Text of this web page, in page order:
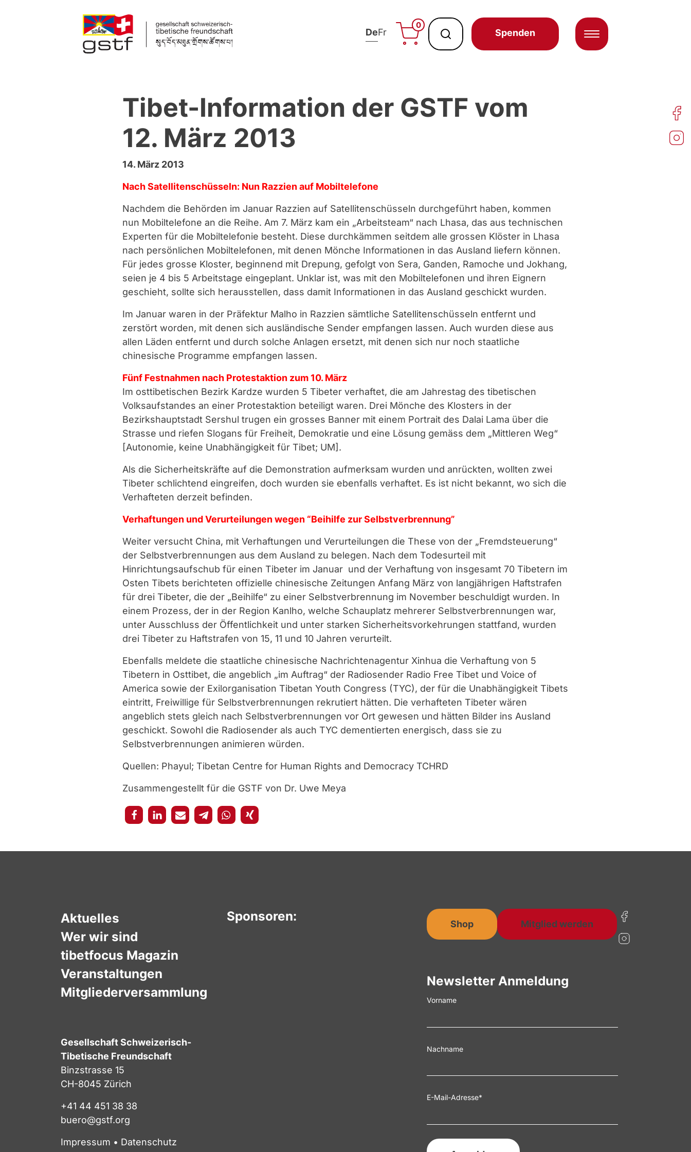
DeFr
0
Spenden
Tibet-Information der GSTF vom
12. März 2013
14. März 2013
Nach Satellitenschüsseln: Nun Razzien auf Mobiltelefone
Nachdem die Behörden im Januar Razzien auf Satellitenschüsseln durchgeführt haben, kommen
nun Mobiltelefone an die Reihe. Am 7. März kam ein „Arbeitsteam“ nach Lhasa, das aus technischen
Experten für die Mobiltelefonie besteht. Diese durchkämmen seitdem alle grossen Klöster in Lhasa
nach persönlichen Mobiltelefonen, mit denen Mönche Informationen in das Ausland liefern können.
Für jedes grosse Kloster, beginnend mit Drepung, gefolgt von Sera, Ganden, Ramoche und Jokhang,
seien je 4 bis 5 Arbeitstage eingeplant. Unklar ist, was mit den Mobiltelefonen und ihren Eignern
geschieht, sollte sich herausstellen, dass damit Informationen in das Ausland geschickt wurden.
Im Januar waren in der Präfektur Malho in Razzien sämtliche Satellitenschüsseln entfernt und
zerstört worden, mit denen sich ausländische Sender empfangen lassen. Auch wurden diese aus
allen Läden entfernt und durch solche Anlagen ersetzt, mit denen sich nur noch staatliche
chinesische Programme empfangen lassen.
Fünf Festnahmen nach Protestaktion zum 10. März
Im osttibetischen Bezirk Kardze wurden 5 Tibeter verhaftet, die am Jahrestag des tibetischen
Volksaufstandes an einer Protestaktion beteiligt waren. Drei Mönche des Klosters in der
Bezirkshauptstadt Sershul trugen ein grosses Banner mit einem Portrait des Dalai Lama über die
Strasse und riefen Slogans für Freiheit, Demokratie und eine Lösung gemäss dem „Mittleren Weg“
[Autonomie, keine Unabhängigkeit für Tibet; UM].
Als die Sicherheitskräfte auf die Demonstration aufmerksam wurden und anrückten, wollten zwei
Tibeter schlichtend eingreifen, doch wurden sie ebenfalls verhaftet. Es ist nicht bekannt, wo sich die
Verhafteten derzeit befinden.
Verhaftungen und Verurteilungen wegen “Beihilfe zur Selbstverbrennung”
Weiter versucht China, mit Verhaftungen und Verurteilungen die These von der „Fremdsteuerung“
der Selbstverbrennungen aus dem Ausland zu belegen. Nach dem Todesurteil mit
Hinrichtungsaufschub für einen Tibeter im Januar und der Verhaftung von insgesamt 70 Tibetern im
Osten Tibets berichteten offizielle chinesische Zeitungen Anfang März von langjährigen Haftstrafen
für drei Tibeter, die der „Beihilfe“ zu einer Selbstverbrennung im November beschuldigt wurden. In
einem Prozess, der in der Region Kanlho, welche Schauplatz mehrerer Selbstverbrennungen war,
unter Ausschluss der Öffentlichkeit und unter starken Sicherheitsvorkehrungen stattfand, wurden
drei Tibeter zu Haftstrafen von 15, 11 und 10 Jahren verurteilt.
Ebenfalls meldete die staatliche chinesische Nachrichtenagentur Xinhua die Verhaftung von 5
Tibetern in Osttibet, die angeblich „im Auftrag“ der Radiosender Radio Free Tibet und Voice of
America sowie der Exilorganisation Tibetan Youth Congress (TYC), der für die Unabhängigkeit Tibets
eintritt, Freiwillige für Selbstverbrennungen rekrutiert hätten. Die verhafteten Tibeter wären
angeblich stets gleich nach Selbstverbrennungen vor Ort gewesen und hätten Bilder ins Ausland
geschickt. Sowohl die Radiosender als auch TYC dementierten energisch, dass sie zu
Selbstverbrennungen animieren würden.
Quellen: Phayul; Tibetan Centre for Human Rights and Democracy TCHRD
Zusammengestellt für die GSTF von Dr. Uwe Meya
Aktuelles
Wer wir sind
tibetfocus Magazin
Veranstaltungen
Mitgliederversammlung
Gesellschaft Schweizerisch-
Tibetische Freundschaft
Binzstrasse 15
CH-8045 Zürich
+41 44 451 38 38
buero@gstf.org
Impressum • Datenschutz
Sponsoren:
Shop Mitglied werden
Newsletter Anmeldung
Vorname
Nachname
E-Mail-Adresse*